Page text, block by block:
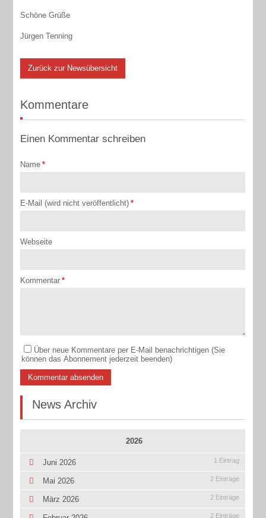
Schöne Grüße
Jürgen Tenning
Zurück zur Newsübersicht
Kommentare
Einen Kommentar schreiben
Name *
E-Mail (wird nicht veröffentlicht) *
Webseite
Kommentar *
Über neue Kommentare per E-Mail benachrichtigen (Sie
können das Abonnement jederzeit beenden)
Kommentar absenden
News Archiv
2026
Juni 2026 1 Eintrag
Mai 2026 2 Einträge
März 2026 2 Einträge
2 Einträge